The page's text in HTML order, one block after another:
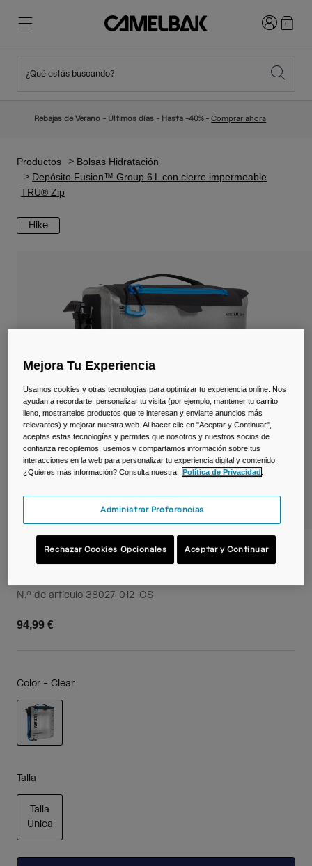
Novedades
Mochilas Hidratación
Chalecos Hidratación
Botellas
Riñoneras
Bolsas Bici
Bolsas Hidratación
Accessorios
Senderismo
Viajar y estilo de vida
Adiós a los desechables
Iniciar0
¿Qué estás buscando?
Rebajas de Verano - Últimos días - Hasta -40% -Comprar ahora
Productos
Bolsas Hidratación
Depósito Fusion™ Group 6 L con cierre impermeable
TRU® Zip
Hike
Depósito Fusion™ Group 6 L con cierre
impermeable TRU® Zip
N.º de artículo 38027-012-OS
94,99 €
Color - Clear
Talla
Talla
Única
Mejora Tu Experiencia
Usamos cookies y otras tecnologías para optimizar tu experiencia online. Nos
ayudan a recordarte, personalizar tu visita (por ejemplo, mantener tu carrito
lleno, mostrartelos productos que te interesan y enviarte anuncios más
relevantes) y mejorar nuestra web. Al hacer clic en "Aceptar y Continuar",
aceptas estas tecnologías y permites que nosotros y nuestros socios de
confianza recopilemos, usemos y compartamos información sobre tus
interacciones en la web para personalizar tu experiencia digital y contenido.
¿Quieres más información? Consulta nuestra
Política de Privacidad
Administrar Preferencias
Rechazar Cookies Opcionales Aceptar y Continuar